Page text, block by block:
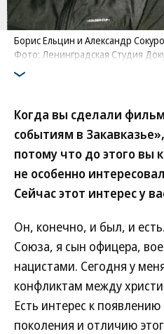
Борис Ельцин и Александр
Фото: Ленинградская Студия
Когда вы сделали
событиям в
потому что до этого вы
не особенно
Сейчас этот интерес у
Он, конечно, и был, и
Союза, я сын офицера,
нацистами. Сегодня у
конфликтам между
Есть интерес к
поколения и отличию